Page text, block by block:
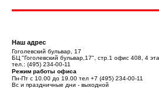
Наш адрес
Гоголевский бульвар, 17
БЦ "Гоголевский бульвар,17", стр.1 офис 408, 4
тел.: (495) 234-00-11
Режим работы офиса
Пн-Пт с 10.00 до 19.00 тел +7 (495) 234-00-11
Вс и праздничные дни - выходной